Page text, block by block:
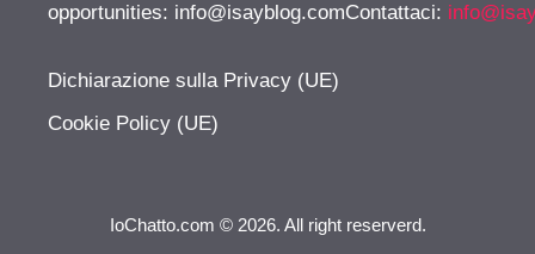
opportunities: info@isayblog.comContattaci:
Dichiarazione sulla Privacy (UE)
Cookie Policy (UE)
IoChatto.com © 2026. All right reserverd.